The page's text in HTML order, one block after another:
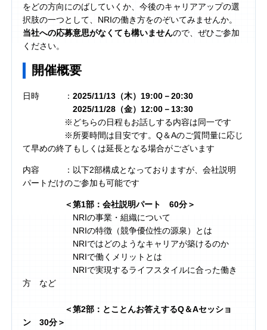
をどの方向にのばしていくか、今後のキャリアアップの選
択肢の一つとして、NRIの働き方をのぞいてみませんか。
当社への応募意思がなくても構いませんので、ぜひご参加
ください。
開催概要
日時 ：2025/11/13（木）19:00－20:30
2025/11/28（金）12:00－13:30
※どちらの日程もお話しする内容は同一です
※所要時間は目安です。Q＆Aのご質問量に応じ
て早めの終了もしくは延長となる場合がございます
内容 ：以下2部構成となっておりますが、会社説明
パートだけのご参加も可能です
＜第1部：会社説明パート 60分＞
NRIの事業・組織について
NRIの特徴（競争優位性の源泉）とは
NRIではどのようなキャリアが築けるのか
NRIで働くメリットとは
NRIで実現するライフスタイルに合った働き
方 など
＜第2部：とことんお答えするQ＆Aセッショ
ン 30分＞